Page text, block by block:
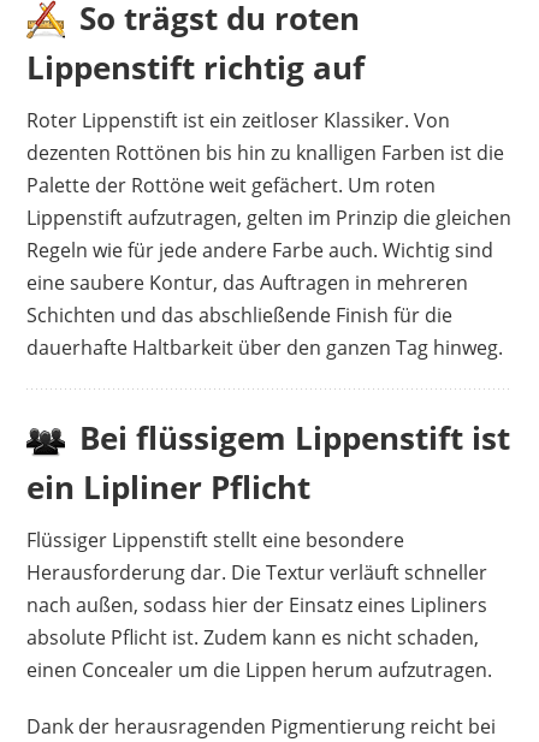
So trägst du roten
Lippenstift richtig auf
Roter Lippenstift ist ein zeitloser Klassiker. Von
dezenten Rottönen bis hin zu knalligen Farben ist die
Palette der Rottöne weit gefächert. Um roten
Lippenstift aufzutragen, gelten im Prinzip die gleichen
Regeln wie für jede andere Farbe auch. Wichtig sind
eine saubere Kontur, das Auftragen in mehreren
Schichten und das abschließende Finish für die
dauerhafte Haltbarkeit über den ganzen Tag hinweg.
Bei flüssigem Lippenstift ist
ein Lipliner Pflicht
Flüssiger Lippenstift stellt eine besondere
Herausforderung dar. Die Textur verläuft schneller
nach außen, sodass hier der Einsatz eines Lipliners
absolute Pflicht ist. Zudem kann es nicht schaden,
einen Concealer um die Lippen herum aufzutragen.
Dank der herausragenden Pigmentierung reicht bei